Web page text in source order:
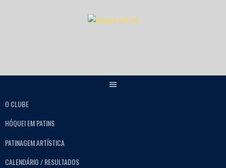
O CLUBE
HÓQUEI EM PATINS
PATINAGEM ARTÍSTICA
CALENDÁRIO / RESULTADOS